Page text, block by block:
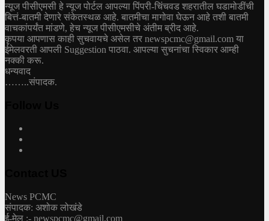
न्यूज पीसीएमसी हे न्यूज पोर्टल आपल्या पिंपरी-चिंचवड शहरातील घडामोडींची
बित्तं-बातमी देणारे संकेतस्थळ आहे. बातमीचा मागोवा घेऊन आहे तशी बातमी
वाचकांपर्यंत मांडणे, हेच न्यूज पीसीएमसीचे अंतीम ब्रीद आहे.
कृपया आपणास काही सुचवायचे असेल तर newspcmc@gmail.com या
ईमेलवरती आपली Suggestion पाठवा. आपल्या सुचनांचा स्विकार आम्ही
नक्की करू.
धन्यवाद
……..संपादक.
News PCMC
संपादक: अशोक लोखंडे
ई-मेल :- newspcmc@gmail.com